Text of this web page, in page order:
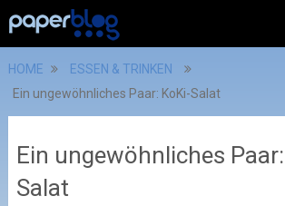
HOME
ESSEN & TRINKEN
Ein ungewöhnliches Paar: KoKi-Salat
Ein ungewöhnliches
Salat